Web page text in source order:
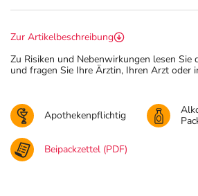
Zur Artikelbeschreibung
Zu Risiken und Nebenwirkungen lesen Sie
und fragen Sie Ihre Ärztin, Ihren Arzt oder
Apothekenpflichtig
Beipackzettel (PDF)